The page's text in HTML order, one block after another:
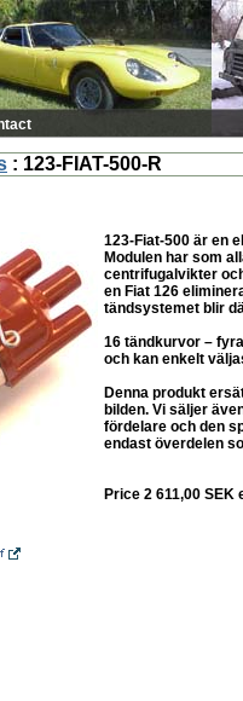
: 123-FIAT-500-R
123-Fiat-500 är en
Modulen har som
centrifugalvikter
en Fiat 126
tändsystemet blir
16 tändkurvor –
och kan enkelt
Denna produkt
bilden. Vi säljer
fördelare och den
endast överdelen
Price 2 611,00 SEK